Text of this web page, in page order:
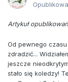
Artykuł
Od pewnego czasu
zdradzić...
jeszcze
stało się koledzy!